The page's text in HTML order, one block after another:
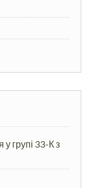
у групі 33-К з